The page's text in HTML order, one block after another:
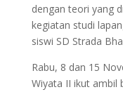
dengan teori yang
kegiatan studi
siswi SD Strada
Rabu, 8 dan 15
Wiyata II ikut ambil